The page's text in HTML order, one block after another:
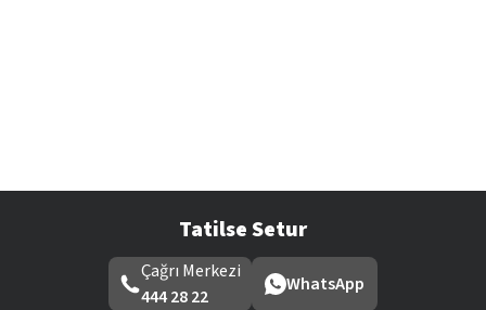
Tatilse Setur
Çağrı Merkezi
444 28 22
WhatsApp